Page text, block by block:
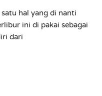
hal yang di nanti
ini di pakai sebagai
dari